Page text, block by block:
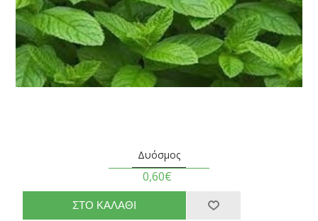
Δυόσμος
0,60€